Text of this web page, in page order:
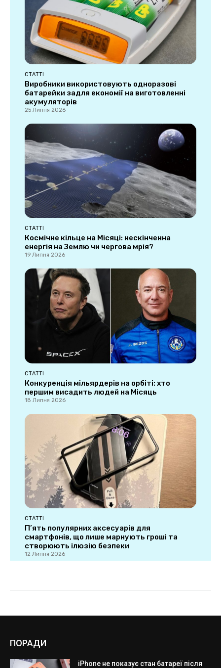
ПОРАДИ
iPhone не показує стан батареї після